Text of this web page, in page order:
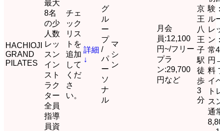
HACHIOJI
GRAND
PILATES
最大
8名
の少
人数
レッ
スン
イン
スト
ラク
ター
全員
指導
員資
チェ
ック
リス
トを
追加
して
くだ
さ
い。
詳細
↓
グ
ル
ー
プ
/
パ
ー
ソ
ナ
ル
マ
シ
ン
月会
員:12,100
円~/フリー
プラ
ン:29,700
円など
京
王
八
王
子
駅
徒
歩
3
分
験
ル
レ
ン
常
円
料
イ
ト
ス
通